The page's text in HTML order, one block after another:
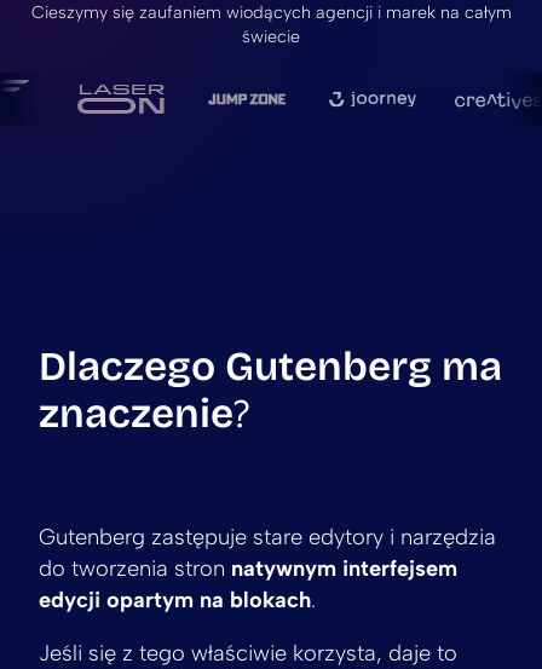
Cieszymy się zaufaniem wiodących agencji i marek na całym
świecie
Dlaczego Gutenberg ma
znaczenie?
Gutenberg zastępuje stare edytory i narzędzia
do tworzenia stron natywnym interfejsem
edycji opartym na blokach.
Jeśli się z tego właściwie korzysta, daje to